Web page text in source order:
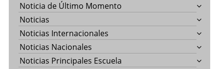
Noticia de Último Momento
Noticias
Noticias Internacionales
Noticias Nacionales
Noticias Principales Escuela